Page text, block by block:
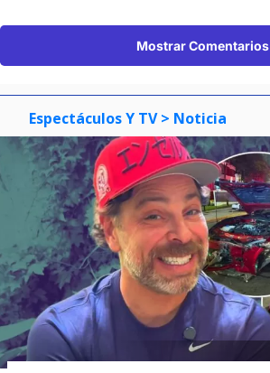
Mostrar Comentarios
Espectáculos Y TV > Noticia